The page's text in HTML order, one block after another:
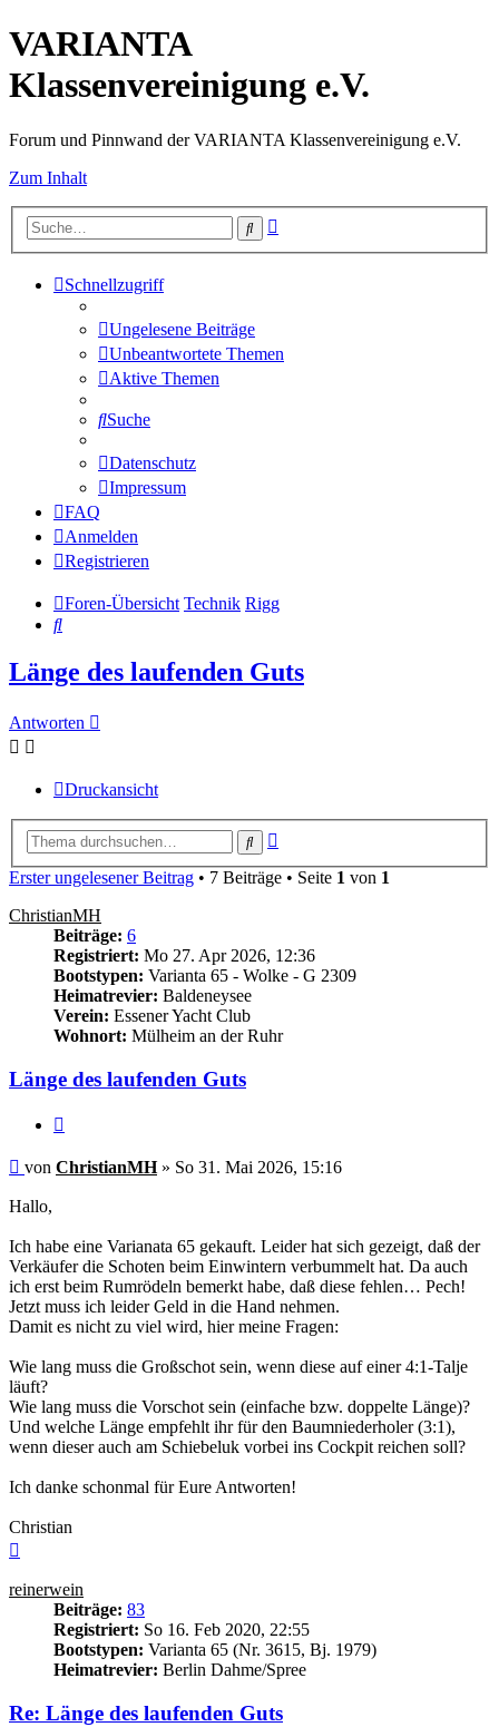
VARIANTA
Klassenvereinigung e.V.
Forum und Pinnwand der VARIANTA Klassenvereinigung e.V.
Zum Inhalt
Suche
Schnellzugriff
Ungelesene Beiträge
Unbeantwortete Themen
Aktive Themen
Suche
Datenschutz
Impressum
FAQ
Anmelden
Registrieren
Foren-Übersicht Technik Rigg
Suche
Länge des laufenden Guts
Antworten
Druckansicht
Suche
Erster ungelesener Beitrag • 7 Beiträge • Seite 1 von 1
ChristianMH
Beiträge: 6
Registriert: Mo 27. Apr 2026, 12:36
Bootstypen: Varianta 65 - Wolke - G 2309
Heimatrevier: Baldeneysee
Verein: Essener Yacht Club
Wohnort: Mülheim an der Ruhr
Länge des laufenden Guts
Ungelesener
von ChristianMH» So 31. Mai 2026, 15:16
Hallo,
Ich habe eine Varianata 65 gekauft. Leider hat sich gezeigt, daß der
Verkäufer die Schoten beim Einwintern verbummelt hat. Da auch
ich erst beim Rumrödeln bemerkt habe, daß diese fehlen… Pech!
Jetzt muss ich leider Geld in die Hand nehmen.
Damit es nicht zu viel wird, hier meine Fragen:
Wie lang muss die Großschot sein, wenn diese auf einer 4:1-Talje
läuft?
Wie lang muss die Vorschot sein (einfache bzw. doppelte Länge)?
Und welche Länge empfehlt ihr für den Baumniederholer (3:1),
wenn dieser auch am Schiebeluk vorbei ins Cockpit reichen soll?
Ich danke schonmal für Eure Antworten!
Christian
reinerwein
Beiträge: 83
Registriert: So 16. Feb 2020, 22:55
Bootstypen: Varianta 65 (Nr. 3615, Bj. 1979)
Heimatrevier: Berlin Dahme/Spree
Re: Länge des laufenden Guts